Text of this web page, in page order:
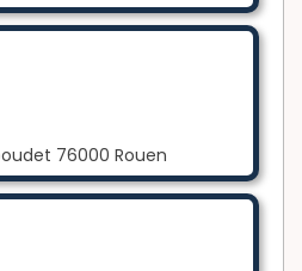
76000 Rouen